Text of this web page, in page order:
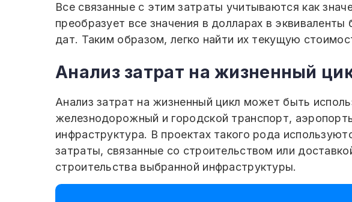
Все связанные с этим затраты учитываются как
преобразует все значения в долларах в
дат. Таким образом, легко найти их текущую
Анализ затрат на жизненный
Анализ затрат на жизненный цикл может быть
железнодорожный и городской транспорт,
инфраструктура. В проектах такого рода
затраты, связанные со строительством или
строительства выбранной инфраструктуры.